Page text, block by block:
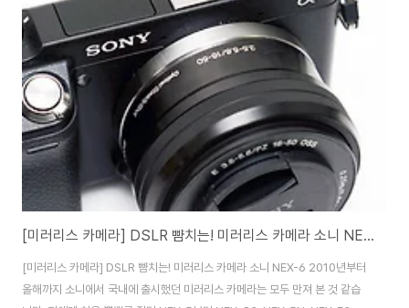
할 수 있습니다. 소니 NEX-6의 포토샵 못지 않는 막강한 사진효과 기능을 지
금부터 소개해드리겠습니다. 소니 NEX-6 미러리스 카메라는 총 15가지의 사
진효과를 제공합니다. NEX-6은 소니 NEX의 장점인 빠른 AF와 함께 사진을
찍으면서 즉..
[미러리스 카메라] DSLR 뺨치는! 미러리스 카메라 소니 NEX-6
[미러리스 카메라] DSLR 뺨치는! 미러리스 카메라 소니 NEX-6 2010년부터
올해까지 소니에서 국내에 출시했던 미러리스 카메라는 모두 만져 본 것 같습